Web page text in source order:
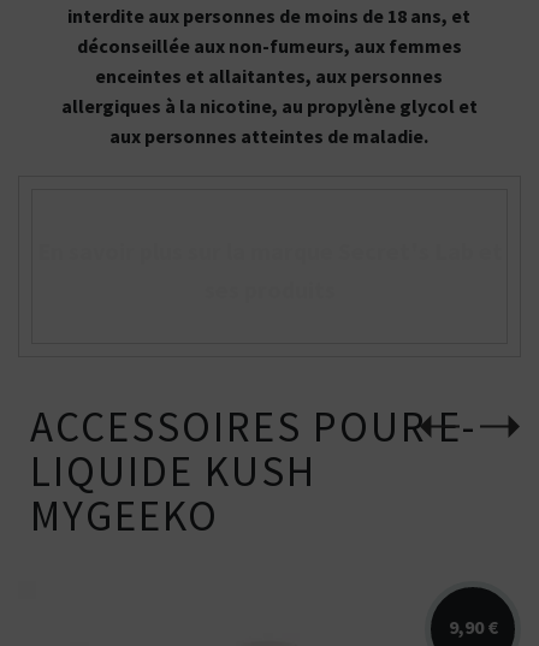
interdite aux personnes de moins de 18 ans, et
déconseillée aux non-fumeurs, aux femmes
enceintes et allaitantes, aux personnes
allergiques à la nicotine, au propylène glycol et
aux personnes atteintes de maladie.
ACCESSOIRES POUR E-
LIQUIDE KUSH
MYGEEKO
9,90 €